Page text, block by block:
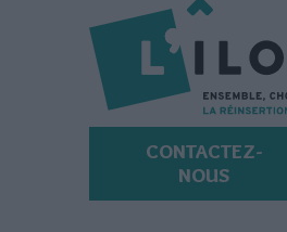
CONTACTEZ-
NOUS